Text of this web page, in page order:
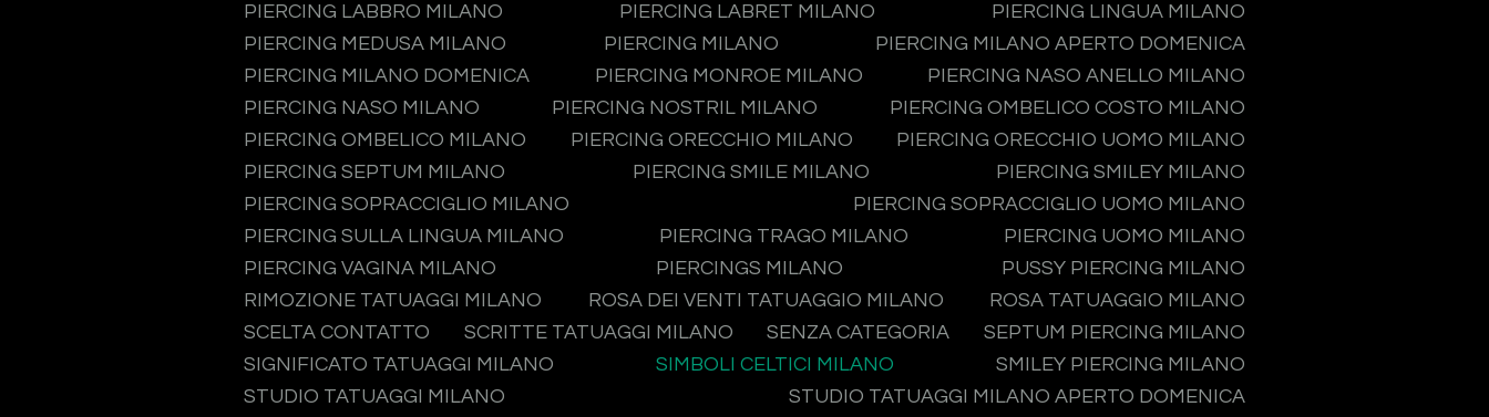
PIERCING LABBRO MILANO
PIERCING LABRET MILANO
PIERCING LINGUA MILANO
PIERCING MEDUSA MILANO
PIERCING MILANO
PIERCING MILANO APERTO DOMENICA
PIERCING MILANO DOMENICA
PIERCING MONROE MILANO
PIERCING NASO ANELLO MILANO
PIERCING NASO MILANO
PIERCING NOSTRIL MILANO
PIERCING OMBELICO COSTO MILANO
PIERCING OMBELICO MILANO
PIERCING ORECCHIO MILANO
PIERCING ORECCHIO UOMO MILANO
PIERCING SEPTUM MILANO
PIERCING SMILE MILANO
PIERCING SMILEY MILANO
PIERCING SOPRACCIGLIO MILANO
PIERCING SOPRACCIGLIO UOMO MILANO
PIERCING SULLA LINGUA MILANO
PIERCING TRAGO MILANO
PIERCING UOMO MILANO
PIERCING VAGINA MILANO
PIERCINGS MILANO
PUSSY PIERCING MILANO
RIMOZIONE TATUAGGI MILANO
ROSA DEI VENTI TATUAGGIO MILANO
ROSA TATUAGGIO MILANO
SCELTA CONTATTO
SCRITTE TATUAGGI MILANO SENZA CATEGORIA
SEPTUM PIERCING MILANO
SIGNIFICATO TATUAGGI MILANO
SIMBOLI CELTICI MILANO
SMILEY PIERCING MILANO
STUDIO TATUAGGI MILANO
STUDIO TATUAGGI MILANO APERTO DOMENICA